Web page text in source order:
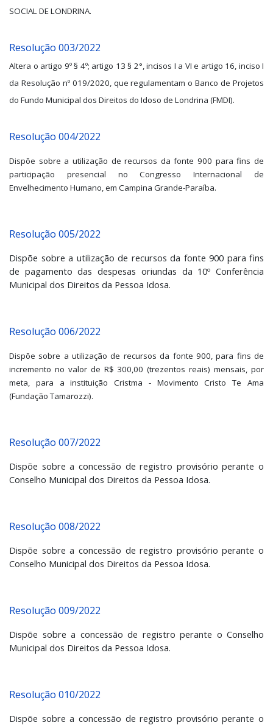
SOCIAL DE LONDRINA.
Resolução 003/2022
Altera o artigo 9º § 4º; artigo 13 § 2°, incisos I a VI e artigo 16, inciso I
da Resolução nº 019/2020, que regulamentam o Banco de Projetos
do Fundo Municipal dos Direitos do Idoso de Londrina (FMDI).
Resolução 004/2022
Dispõe sobre a utilização de recursos da fonte 900 para fins de
participação presencial no Congresso Internacional de
Envelhecimento Humano, em Campina Grande-Paraíba.
Resolução 005/2022
Dispõe sobre a utilização de recursos da fonte 900 para fins
de pagamento das despesas oriundas da 10º Conferência
Municipal dos Direitos da Pessoa Idosa.
Resolução 006/2022
Dispõe sobre a utilização de recursos da fonte 900, para fins de
incremento no valor de R$ 300,00 (trezentos reais) mensais, por
meta, para a instituição Cristma - Movimento Cristo Te Ama
(Fundação Tamarozzi).
Resolução 007/2022
Dispõe sobre a concessão de registro provisório perante o
Conselho Municipal dos Direitos da Pessoa Idosa.
Resolução 008/2022
Dispõe sobre a concessão de registro provisório perante o
Conselho Municipal dos Direitos da Pessoa Idosa.
Resolução 009/2022
Dispõe sobre a concessão de registro perante o Conselho
Municipal dos Direitos da Pessoa Idosa.
Resolução 010/2022
Dispõe sobre a concessão de registro provisório perante o